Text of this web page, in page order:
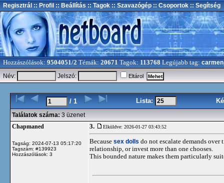
Regisztrál :: Profil :: Beállítás :: Tagok :: Szavazógép :: Csoportok :: Segítség
Hozzászólások: 9504051/2 Témák: 20671 Tagok: 113768 Legújabb tag:
Név:
Jelszó: Eltárol
/ 1 Lista:
Találatok száma: 3 üzenet
Chapmaned
Tagság: 2024-07-13 05:17:20
Tagszám: #139923
Hozzászólások: 3
3. Elküldve: 2026-01-27 03:43:52
Because sex dolls do not escalate demands
relationship, or invest more than one chooses.
This bounded nature makes them particularly